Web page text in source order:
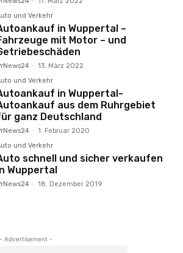
und Verkehr
in Wuppertal –
mit Motor – und
- 13. März 2022
und Verkehr
in Wuppertal-
aus dem Ruhrgebiet
ganz Deutschland
- 1. Februar 2020
und Verkehr
schnell und sicher verkaufen
Wuppertal
- 18. Dezember 2019
- Advertisement -